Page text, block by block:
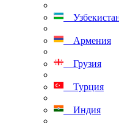
Армения
Грузия
Турция
Индия